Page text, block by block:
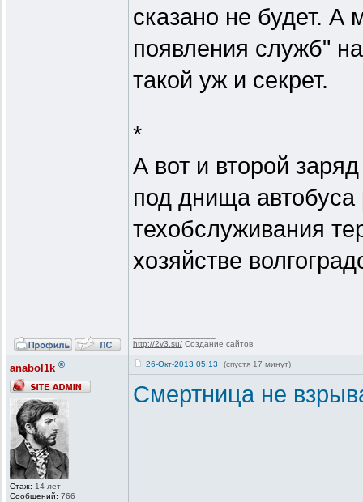
сказано не будет. А
появления служб"
такой уж и секрет.
*
А вот и второй
под днища
техобслуживания
хозяйстве
http://2v3.su/ Создание сайтов
anabol1k ®
Стаж: 14 лет
Сообщений: 766
26-Окт-2013 05:13 (спустя 17 минут)
Смертница не